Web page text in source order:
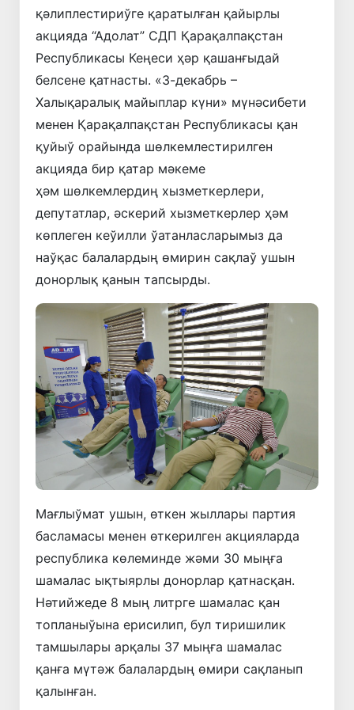
қәлиплестириўге қаратылған қайырлы
акцияда “Адолат” СДП Қарақалпақстан
Республикасы Кеңеси ҳәр қашанғыдай
белсене қатнасты. «3-декабрь –
Халықаралық майыплар күни» мүнәсибети
менен Қарақалпақстан Республикасы қан
қуйыў орайында шөлкемлестирилген
акцияда бир қатар мәкеме
ҳәм шөлкемлердиң хызметкерлери,
депутатлар, әскерий хызметкерлер ҳәм
көплеген кеўилли ўатанласларымыз да
наўқас балалардың өмирин сақлаў ушын
донорлық қанын тапсырды.
Мағлыўмат ушын, өткен жыллары партия
басламасы менен өткерилген акцияларда
республика көлеминде жәми 30 мыңға
шамалас ықтыярлы донорлар қатнасқан.
Нәтийжеде 8 мың литрге шамалас қан
топланыўына ерисилип, бул тиришилик
тамшылары арқалы 37 мыңға шамалас
қанға мүтәж балалардың өмири сақланып
қалынған.